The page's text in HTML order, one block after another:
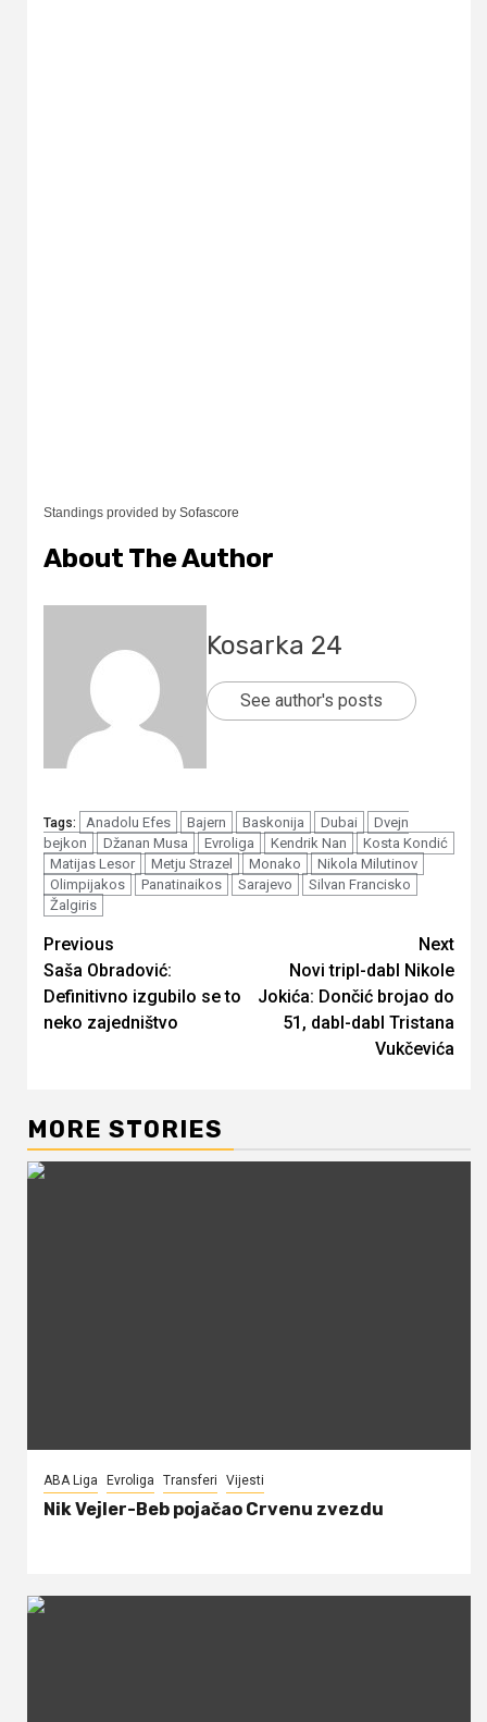
Standings provided by Sofascore
About The Author
Kosarka 24
See author's posts
Tags: Anadolu Efes Bajern Baskonija Dubai
Dvejn
bejkon
Džanan Musa Evroliga Kendrik Nan
Kosta Kondić
Matijas Lesor
Metju Strazel Monako
Nikola Milutinov
Olimpijakos
Panatinaikos Sarajevo
Silvan Francisko
Žalgiris
Continue
Reading
Previous
Saša Obradović:
Definitivno izgubilo se to
neko zajedništvo
Next
Novi tripl-dabl Nikole
Jokića: Dončić brojao do
51, dabl-dabl Tristana
Vukčevića
MORE STORIES
ABA Liga Evroliga Transferi Vijesti
Nik Vejler-Beb pojačao Crvenu zvezdu